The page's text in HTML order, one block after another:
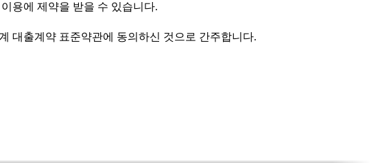
용에 제약을 받을 수 있습니다.
대출계약 표준약관에 동의하신 것으로 간주합니다.